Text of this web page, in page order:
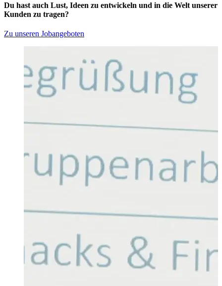
Du hast auch Lust, Ideen zu entwickeln und in die Welt unserer
Kunden zu tragen?
Zu unseren Jobangeboten